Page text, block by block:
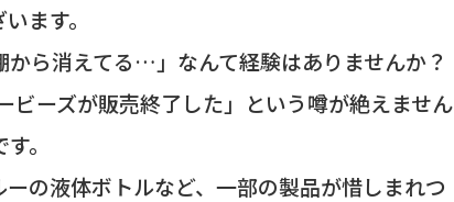
ます。
から消えてる…」なんて経験はありませんか？
ーズが販売終了した」という噂が絶えません
。
の液体ボトルなど、一部の製品が惜しまれつ